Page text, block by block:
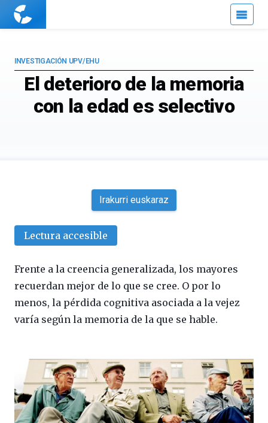
Cuaderno
El deterioro de la memoria
con la edad es selectivo
INVESTIGACIÓN UPV/EHU
Irakurri euskaraz
Lectura accesible
Frente a la creencia generalizada, los mayores
recuerdan mejor de lo que se cree. O por lo
menos, la pérdida cognitiva asociada a la vejez
varía según la memoria de la que se hable.